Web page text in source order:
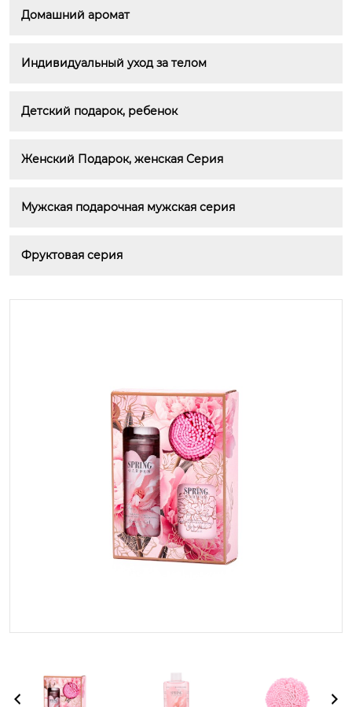
Домашний аромат
Индивидуальный уход за телом
Детский подарок, ребенок
Женский Подарок, женская Серия
Мужская подарочная мужская серия
Фруктовая серия